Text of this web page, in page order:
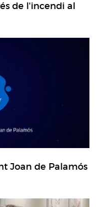
de l'incendi al
Joan de Palamós